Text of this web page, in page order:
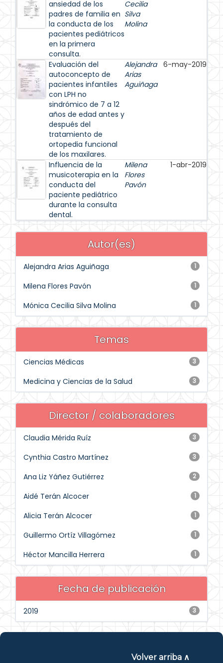
ansiedad de los
padres de familia en
la conducta de los
pacientes pediátricos
en la primera
consulta.
Cecilia
Silva
Molina
Evaluación del
autoconcepto de
pacientes infantiles
con LPH no
sindrómico de 7 a 12
años de edad antes y
después del
tratamiento de
ortopedia funcional
de los maxilares.
Alejandra
Arias
Aguiñaga
6-may-2019
Influencia de la
musicoterapia en la
conducta del
paciente pediátrico
durante la consulta
dental.
Milena
Flores
Pavón
1-abr-2019
Autor(es)
1
Alejandra Arias Aguiñaga
1
Milena Flores Pavón
1
Mónica Cecilia Silva Molina
Temas
3
Ciencias Médicas
3
Medicina y Ciencias de la Salud
Director / colaboradores
3
Claudia Mérida Ruíz
3
Cynthia Castro Martínez
2
Ana Liz Yáñez Gutiérrez
1
Aidé Terán Alcocer
1
Alicia Terán Alcocer
1
Guillermo Ortíz Villagómez
1
Héctor Mancilla Herrera
Fecha de publicación
3
2019
Volver arriba ∧